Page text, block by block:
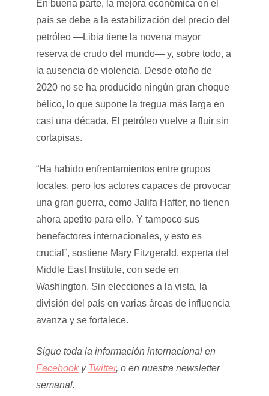
En buena parte, la mejora económica en el
país se debe a la estabilización del precio del
petróleo —Libia tiene la novena mayor
reserva de crudo del mundo— y, sobre todo, a
la ausencia de violencia. Desde otoño de
2020 no se ha producido ningún gran choque
bélico, lo que supone la tregua más larga en
casi una década. El petróleo vuelve a fluir sin
cortapisas.
“Ha habido enfrentamientos entre grupos
locales, pero los actores capaces de provocar
una gran guerra, como Jalifa Hafter, no tienen
ahora apetito para ello. Y tampoco sus
benefactores internacionales, y esto es
crucial”, sostiene Mary Fitzgerald, experta del
Middle East Institute, con sede en
Washington. Sin elecciones a la vista, la
división del país en varias áreas de influencia
avanza y se fortalece.
Sigue toda la información internacional en
Facebooky Twitter, o en nuestra newsletter
semanal.